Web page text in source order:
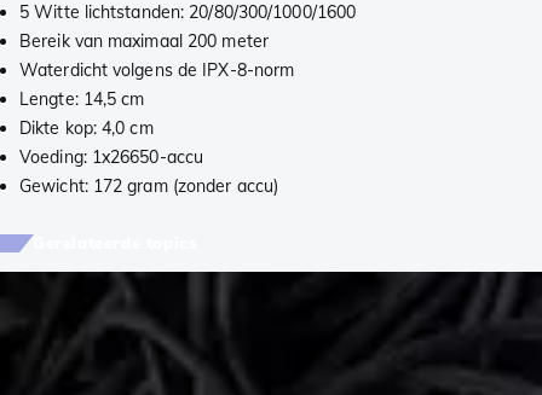
5 Witte lichtstanden: 20/80/300/1000/1600
Bereik van maximaal 200 meter
Waterdicht volgens de IPX-8-norm
Lengte: 14,5 cm
Dikte kop: 4,0 cm
Voeding: 1x26650-accu
Gewicht: 172 gram (zonder accu)